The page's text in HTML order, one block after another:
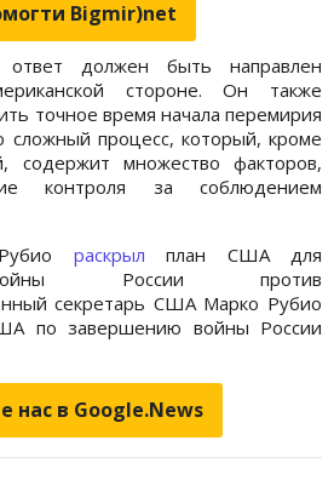
Bigmir)net
должен быть направлен
стороне. Он также
точное время начала перемирия
сложный процесс, который, кроме
содержит множество факторов,
контроля за соблюдением
раскрыл план США для
России против
секретарь США Марко Рубио
по завершению войны России
нас в Google.News